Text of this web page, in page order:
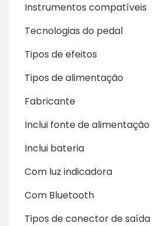
Instrumentos compatíveis
Tecnologias do pedal
Tipos de efeitos
Tipos de alimentação
Fabricante
Inclui fonte de alimentação
Inclui bateria
Com luz indicadora
Com Bluetooth
Tipos de conector de saída